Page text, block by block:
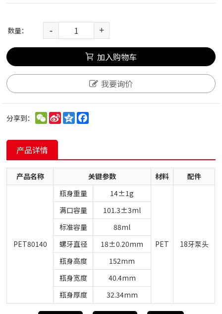
数量： - +
加入购物车
我要询价
分享到： WeChat
Sina
Weibo
Qzone
产品详情
产品名称 关键参数 材料 配件
PET80140
瓶身重量 14±1g
PET 18牙泵头
满口容量
101.3±3ml
标准容量
88ml
螺牙直径
18±0.20mm
瓶身高度
152mm
瓶身宽度
40.4mm
瓶身厚度
32.34mm